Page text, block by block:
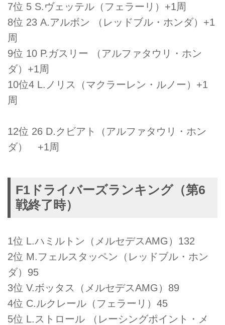
7位 5 S.ヴェッテル（フェラーリ）+1周
8位 23 A.アルボン （レッドブル・ホンダ）+1
周
9位 10 P.ガスリー （アルファタウリ・ホン
ダ）+1周
10位4 L.ノリス（マクラーレン・ルノー）+1
周
12位 26 D.クビアト（アルファタウリ・ホン
ダ） +1周
F1ドライバーズランキング（第6
戦終了時）
1位 L.ハミルトン（メルセデスAMG）132
2位 M.フェルスタッペン（レッドブル・ホン
ダ）95
3位 V.ボッタス（メルセデスAMG）89
4位 C.ルクレール（フェラーリ）45
5位 L.ストロール （レーシングポイント・メ